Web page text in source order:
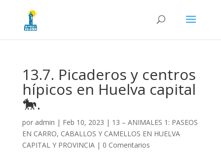
13.7. Picaderos y centros
hípicos en Huelva capital
🐎.
por admin | Feb 10, 2023 | 13 – ANIMALES 1: PASEOS
EN CARRO, CABALLOS Y CAMELLOS EN HUELVA
CAPITAL Y PROVINCIA| 0 Comentarios